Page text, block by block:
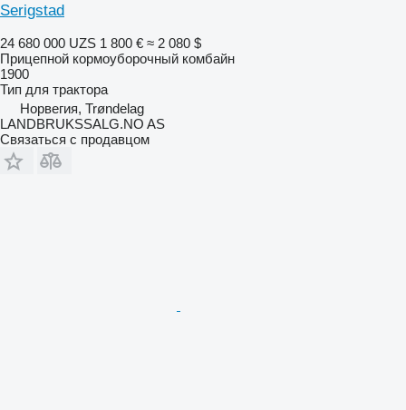
Serigstad
24 680 000 UZS 1 800 € ≈ 2 080 $
Прицепной кормоуборочный комбайн
1900
Тип для трактора
Норвегия, Trøndelag
LANDBRUKSSALG.NO AS
Связаться с продавцом